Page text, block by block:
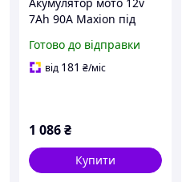
7Ah 90А Maxion під
Готово до відправки
від 181 ₴/міс
1 086₴
Купити